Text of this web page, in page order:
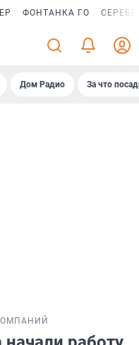
ФОНТАНКА ГО
Дом Радио За что